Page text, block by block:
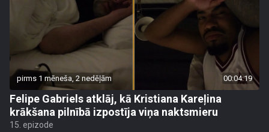
pirms 1 mēneša, 2 nedēļām 00:04:19
Felipe Gabriels atklāj, kā Kristiana Kareļina
krākšana pilnībā izpostīja viņa naktsmieru
15. epizode